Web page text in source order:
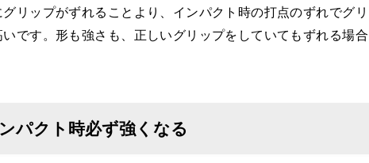
リップがずれることより、インパクト時の打点のずれでグリ
です。形も強さも、正しいグリップをしていてもずれる場合
パクト時必ず強くなる